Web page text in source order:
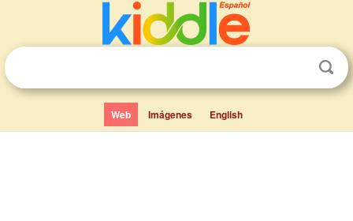
Web Imágenes English